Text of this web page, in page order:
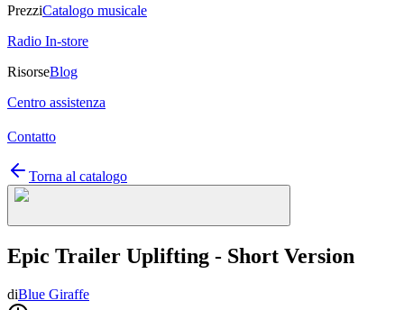
PrezziCatalogo musicale
Radio In-store
RisorseBlog
Centro assistenza
Contatto
Torna al catalogo
Epic Trailer Uplifting - Short Version
diBlue Giraffe